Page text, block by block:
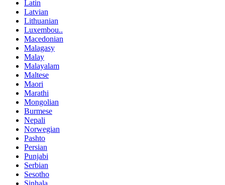
Latin
Latvian
Lithuanian
Luxembou..
Macedonian
Malagasy
Malay
Malayalam
Maltese
Maori
Marathi
Mongolian
Burmese
Nepali
Norwegian
Pashto
Persian
Punjabi
Serbian
Sesotho
Sinhala